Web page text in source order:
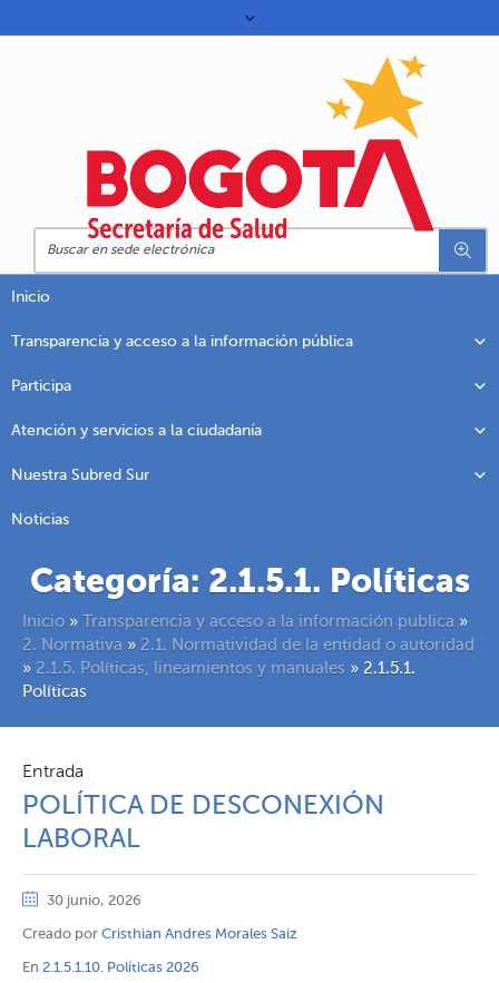
Inicio
Transparencia y acceso a la información pública
Participa
Atención y servicios a la ciudadanía
Nuestra Subred Sur
Noticias
Categoría: 2.1.5.1. Políticas
Inicio » Transparencia y acceso a la información publica »
2. Normativa » 2.1. Normatividad de la entidad o autoridad
» 2.1.5. Políticas, lineamientos y manuales » 2.1.5.1.
Políticas
Entrada
POLÍTICA DE DESCONEXIÓN
LABORAL
30 junio, 2026
Creado por Cristhian Andres Morales Saiz
En 2.1.5.1.10. Políticas 2026